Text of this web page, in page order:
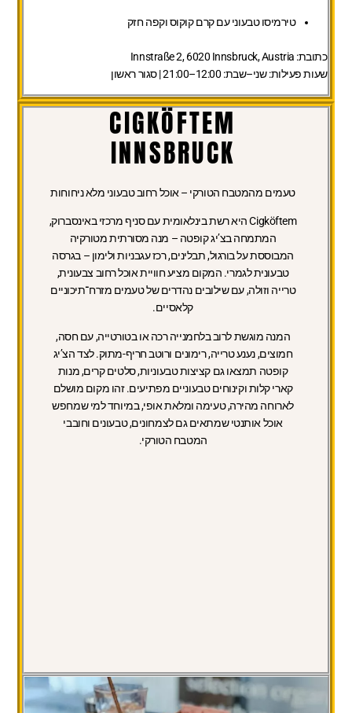
טירמיסו טבעוני עם קרם קוקוס וקפה חזק
כתובת:
שעות פעילות:שני–שבת: 12:00–21:00 | סגור ראשון
CIGKÖFTEM
INNSBRUCK
טעמים מהמטבח הטורקי – אוכל רחוב טבעוני מלא ניחוחות
Cigköftem היא רשת בינלאומית עם סניף מרכזי באינסברוק,
המתמחה בצ’יג קופטה – מנה מסורתית מטורקיה
המבוססת על בורגול, תבלינים, רכז עגבניות ולימון – בגרסה
טבעונית לגמרי. המקום מציע חוויית אוכל רחוב צבעונית,
טרייה וזולה, עם שילובים נהדרים של טעמים מזרח־תיכוניים
קלאסיים.
המנה מוגשת לרוב בלחמנייה רכה או בטורטייה, עם חסה,
חמוצים, נענע טרייה, רימונים ורוטב חריף-מתוק. לצד הצ’יג
קופטה תמצאו גם קציצות טבעוניות, סלטים קרים, מנות
קארי קלות וקינוחים טבעוניים מפתיעים. זהו מקום מושלם
לארוחה מהירה, טעימה ומלאת אופי, במיוחד למי שמחפש
אוכל אותנטי שמתאים גם לצמחונים, טבעונים וחובבי
המטבח הטורקי.